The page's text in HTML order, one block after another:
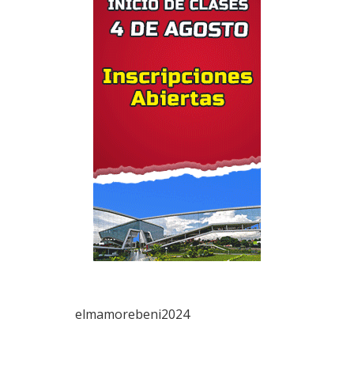
elmamorebeni2024